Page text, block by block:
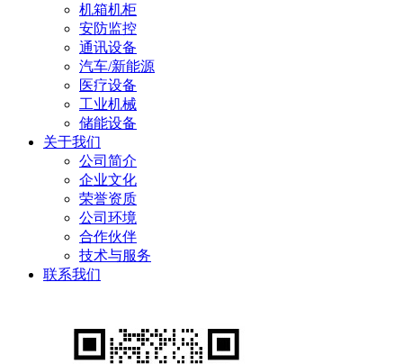
机箱机柜
安防监控
通讯设备
汽车/新能源
医疗设备
工业机械
储能设备
关于我们
公司简介
企业文化
荣誉资质
公司环境
合作伙伴
技术与服务
联系我们